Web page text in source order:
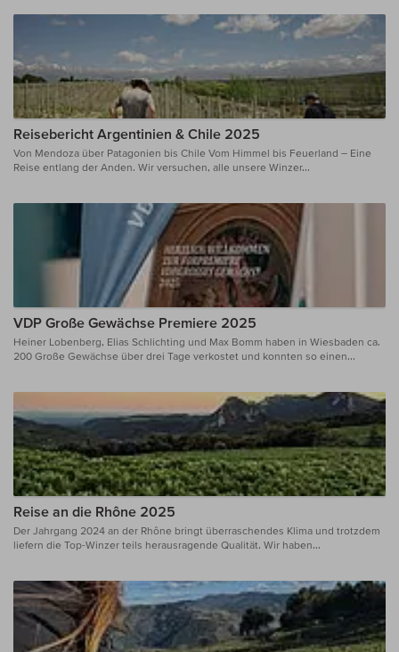
Reisebericht Argentinien & Chile 2025
Von Mendoza über Patagonien bis Chile Vom Himmel bis Feuerland – Eine
Reise entlang der Anden. Wir versuchen, alle unsere Winzer...
VDP Große Gewächse Premiere 2025
Heiner Lobenberg, Elias Schlichting und Max Bomm haben in Wiesbaden ca.
200 Große Gewächse über drei Tage verkostet und konnten so einen...
Reise an die Rhône 2025
Der Jahrgang 2024 an der Rhône bringt überraschendes Klima und trotzdem
liefern die Top-Winzer teils herausragende Qualität. Wir haben...